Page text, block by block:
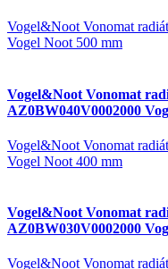
Vogel&Noot Vonomat
Vogel Noot 500 mm
Vogel&Noot Vonomat
AZ0BW040V0002000
Vogel&Noot Vonomat
Vogel Noot 400 mm
Vogel&Noot Vonomat
AZ0BW030V0002000
Vogel&Noot Vonomat